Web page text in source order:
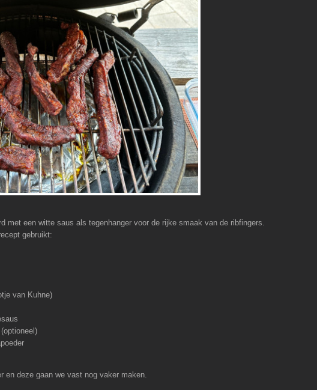
met een witte saus als tegenhanger voor de rijke smaak van de ribfingers.
gebruikt:
van Kuhne)
en deze gaan we vast nog vaker maken.